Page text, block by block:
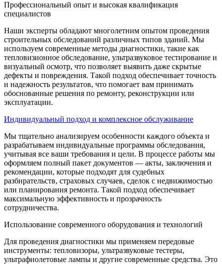
Профессиональный опыт и высокая квалификация
специалистов
Наши эксперты обладают многолетним опытом проведения
строительных обследований различных типов зданий. Мы
используем современные методы диагностики, такие как
тепловизионное обследование, ультразвуковое тестирование и
визуальный осмотр, что позволяет выявить даже скрытые
дефекты и повреждения. Такой подход обеспечивает точность
и надежность результатов, что помогает вам принимать
обоснованные решения по ремонту, реконструкции или
эксплуатации.
Индивидуальный подход и комплексное обслуживание
Мы тщательно анализируем особенности каждого объекта и
разрабатываем индивидуальные программы обследования,
учитывая все ваши требования и цели. В процессе работы мы
оформляем полный пакет документов — акты, заключения и
рекомендации, которые подходят для судебных
разбирательств, страховых случаев, сделок с недвижимостью
или планирования ремонта. Такой подход обеспечивает
максимальную эффективность и прозрачность
сотрудничества.
Использование современного оборудования и технологий
Для проведения диагностики мы применяем передовые
инструменты: тепловизоры, ультразвуковые тестеры,
ультрафиолетовые лампы и другие современные средства. Это